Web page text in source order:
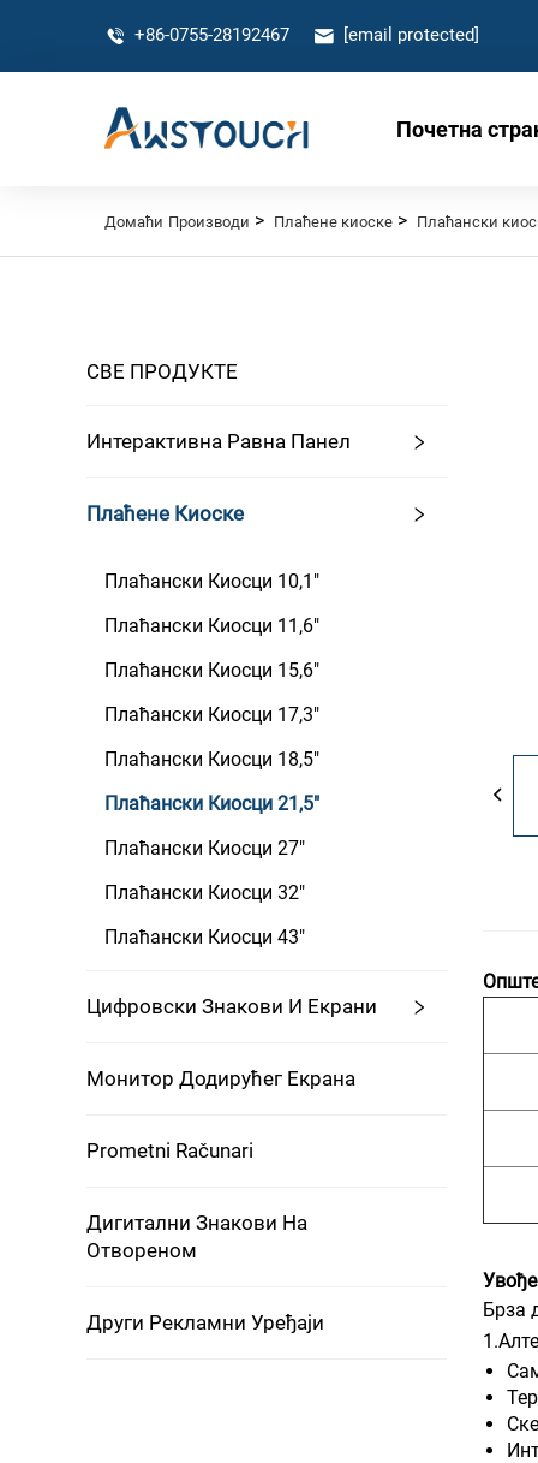
+86-0755-28192467 [email protected]
Почетна
Домаћи Производи > Плаћене киоске > Плаћански
СВЕ ПРОДУКТЕ
Интерактивна Равна Панел
Плаћене Киоске
Плаћански Киосци 10,1"
Плаћански Киосци 11,6"
Плаћански Киосци 15,6"
Плаћански Киосци 17,3"
Плаћански Киосци 18,5"
Плаћански Киосци 21,5"
Плаћански Киосци 27"
Плаћански Киосци 32"
Плаћански Киосци 43"
Цифровски Знакови И Екрани
Монитор Додирућег Екрана
Prometni Računari
Дигитални Знакови На
Отвореном
Други Рекламни Уређаји
Брза